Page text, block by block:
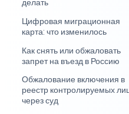
делать
Цифровая миграционная
карта: что изменилось
Как снять или обжаловать
запрет на въезд в Россию
Обжалование включения в
реестр контролируемых
через суд